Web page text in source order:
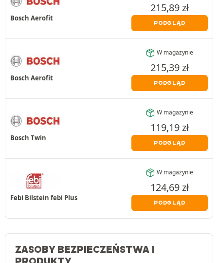
Bosch Aerofit
215,89zł
PODGLĄD
Bosch Aerofit
W magazynie
215,39zł
PODGLĄD
Bosch Twin
W magazynie
119,19zł
PODGLĄD
Febi Bilstein febi Plus
W magazynie
124,69zł
PODGLĄD
ZASOBY BEZPIECZEŃSTWA I